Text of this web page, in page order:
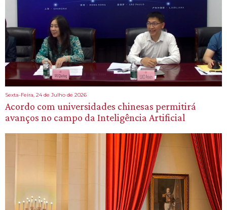
Sexta-Feira, 24 de Julho de 2026
Acordo com universidades chinesas permitirá
avanços no campo da Inteligência Artificial